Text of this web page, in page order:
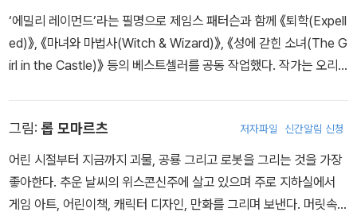
‘에밀리 레이먼드’라는 필명으로 제임스 패터슨과 함께 《퇴학(Expell
ed)》, 《마녀와 마법사(Witch & Wizard)》, 《성에 갇힌 소녀(The G
irl in the Castle)》 등의 베스트셀러를 공동 작업했다. 작가는 오리
양이 두 마리가 함께 살고 있다.
그림:롭 모마르츠 저자파일 신간알림 신청
어린 시절부터 지금까지 괴물, 공룡 그리고 로봇을 그리는 것을 가장
좋아한다. 추운 날씨의 위스콘신주에 살고 있으며 주로 지하실에서
게임 아트, 어린이책, 캐릭터 디자인, 만화를 그리며 보낸다. 머릿속